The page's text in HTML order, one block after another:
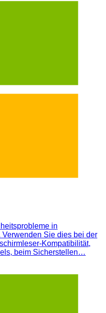
in
Sie dies bei der
Kompatibilität,
beim Sicherstellen…